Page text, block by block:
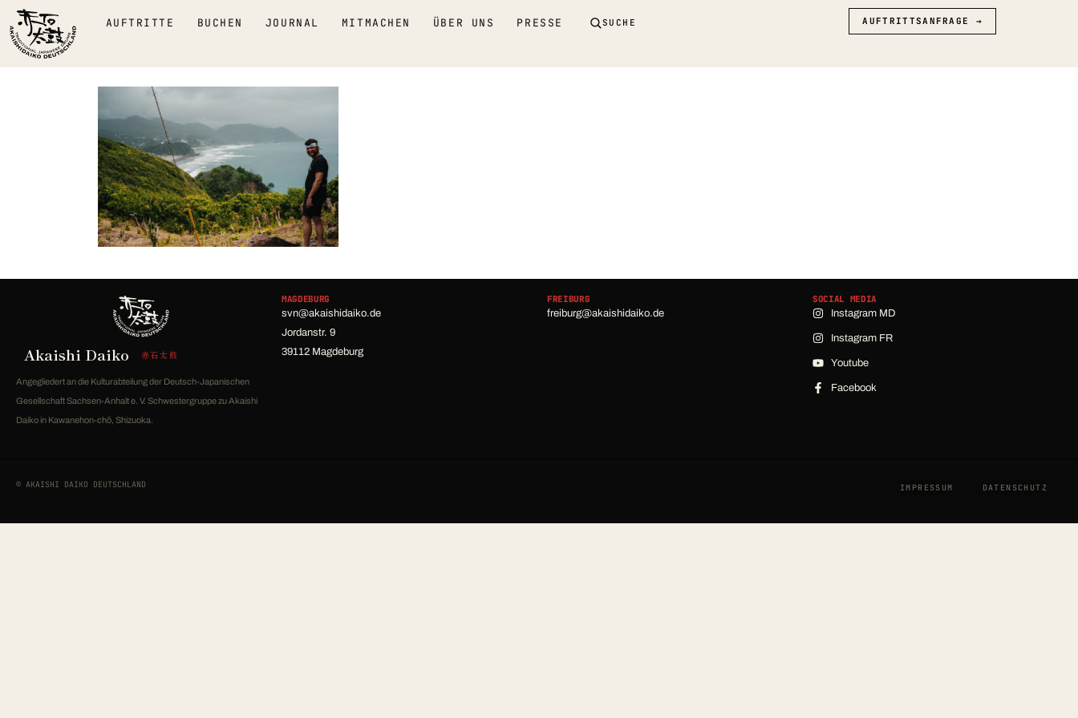
AUFTRITTE BUCHEN JOURNAL MITMACHEN ÜBER UNS PRESSE SUCHE AUFTRITTSANFRAGE →
Akaishi Daiko 赤石太鼓
Angegliedert an die Kulturabteilung der Deutsch-Japanischen
Gesellschaft Sachsen-Anhalt e. V. Schwestergruppe zu Akaishi
Daiko in Kawanehon-chō, Shizuoka.
MAGDEBURG
svn@akaishidaiko.de
Jordanstr. 9
39112 Magdeburg
FREIBURG
freiburg@akaishidaiko.de
SOCIAL MEDIA
Instagram MD
Instagram FR
Youtube
Facebook
© AKAISHI DAIKO DEUTSCHLAND DATENSCHUTZ
IMPRESSUM